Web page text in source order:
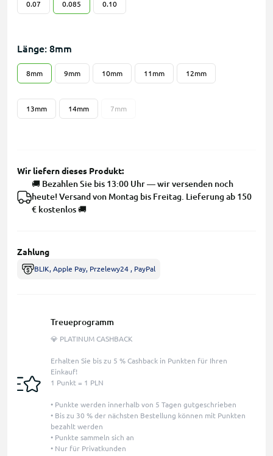
0.07 0.085 0.10
Länge: 8mm
8mm 9mm 10mm 11mm 12mm
13mm 14mm 7mm
Wir liefern dieses Produkt:
🚚 Bezahlen Sie bis 13:00 Uhr — wir versenden noch
heute! Versand von Montag bis Freitag. Lieferung ab 150
€ kostenlos 🚚
Zahlung
BLIK, Apple Pay, Przelewy24 , PayPal
Treueprogramm
💎 PLATINUM CASHBACK
Erhalten Sie bis zu 5 % Cashback in Punkten für Ihren
Einkauf!
1 Punkt = 1 PLN
• Punkte werden innerhalb von 5 Tagen gutgeschrieben
• Bis zu 30 % der nächsten Bestellung können mit Punkten
bezahlt werden
• Punkte sammeln sich an
• Nur für Privatkunden